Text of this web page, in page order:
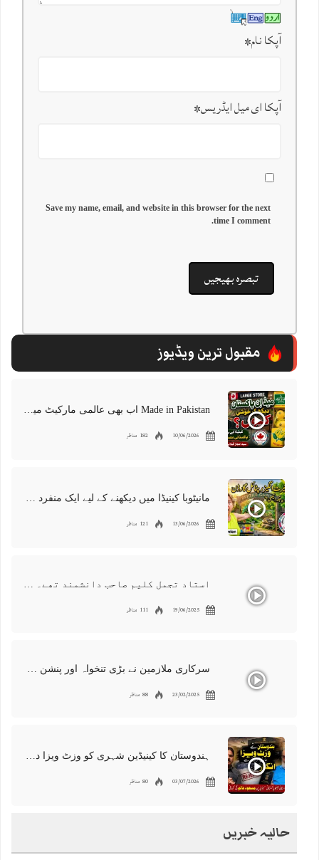
آپکا نام*
آپکا ای میل ایڈریس*
Save my name, email, and website in this browser for the next
time I comment.
مقبول ترین ویڈیوز
10/06/2026 182 مناظر
13/06/2026 121 مناظر
استاد تجمل کلیم صاحب دانشمند تھے۔ ایک عظیم دوست، معروف شاعر اور گلوکار۔ ہمیں اس کی کمی محسوس ہوتی ہے
19/06/2025 111 مناظر
سرکاری ملازمین نے بڑی تنخواہ اور پنشن میں کٹوتیوں کو مسترد کر دیا | دارالحکومت میں احتجاجی مظاہرہ اردو کینیڈا
23/02/2025 88 مناظر
03/07/2026 80 مناظر
حالیہ خبریں